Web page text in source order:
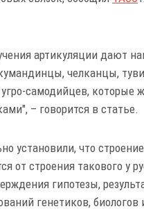
артикуляции дают
челканцы,
самодийцев,
– говорится в статье.
установили, что
от строения такового у
гипотезы,
генетиков, биологов